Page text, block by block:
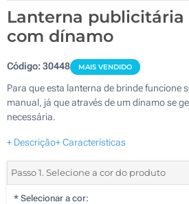
Lanterna publicitária
com dínamo
Código:30448 MAIS VENDIDO
Para que esta lanterna de brinde funcione
manual, já que através de um dínamo se
necessária.
+ Descrição+ Características
Passo 1. Selecione a cor do produto
* Selecionar a cor: